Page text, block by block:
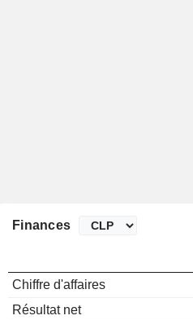
Finances
Chiffre d'affaires
Résultat net